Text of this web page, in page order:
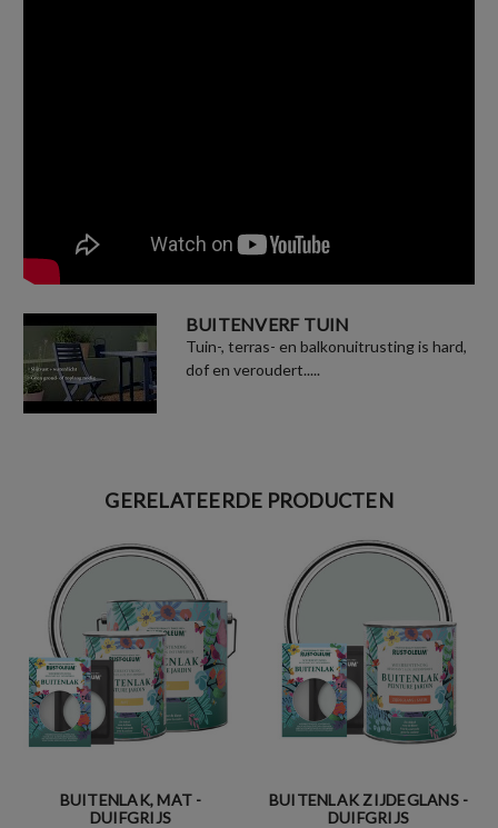
BUITENVERF TUIN
Tuin-, terras- en balkonuitrusting is hard,
dof en veroudert.....
GERELATEERDE PRODUCTEN
BUITENLAK, MAT -
DUIFGRIJS
BUITENLAK ZIJDEGLANS -
DUIFGRIJS